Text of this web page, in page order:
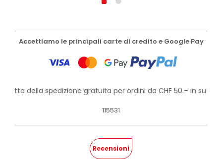
Accettiamo le principali carte di credito e Google Pay
della spedizione gratuita per ordini da CHF 50.– in su!
115531
Recensioni